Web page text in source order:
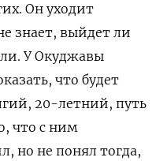
Он уходит
знает, выйдет ли
У Окуджавы
что будет
20-летний, путь
что с ним
но не понял тогда,